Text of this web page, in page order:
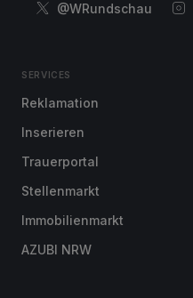
@WRundschau
SERVICES
Reklamation
Inserieren
Trauerportal
Stellenmarkt
Immobilienmarkt
AZUBI NRW